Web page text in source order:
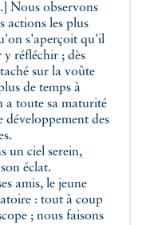
Nous observons
actions les plus
s'aperçoit qu'il
y réfléchir ; dès
sur la voûte
de temps à
a toute sa maturité
développement des
un ciel serein,
éclat.
amis, le jeune
: tout à coup
; nous faisons